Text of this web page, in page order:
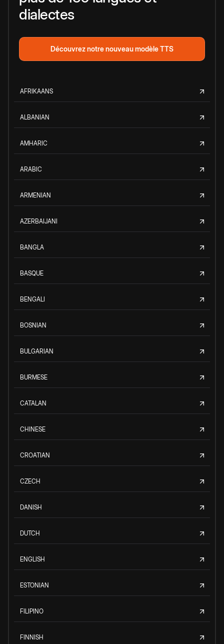
dialectes
Découvrez notre nouveau modèle TTS
AFRIKAANS
ALBANIAN
AMHARIC
ARABIC
ARMENIAN
AZERBAIJANI
BANGLA
BASQUE
BENGALI
BOSNIAN
BULGARIAN
BURMESE
CATALAN
CHINESE
CROATIAN
CZECH
DANISH
DUTCH
ENGLISH
ESTONIAN
FILIPINO
FINNISH